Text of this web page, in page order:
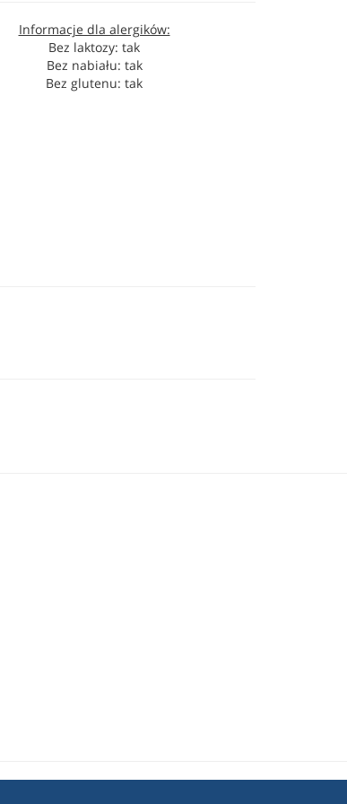
Informacje dla alergików:
Bez laktozy: tak
Bez nabiału: tak
Bez glutenu: tak